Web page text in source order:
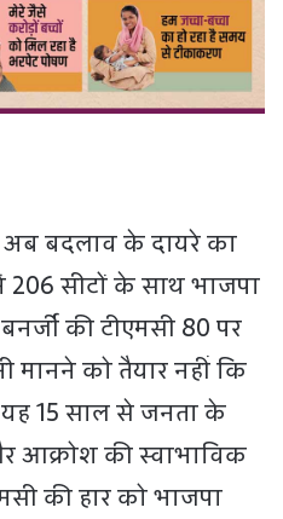
अब बदलाव के दायरे का
206 सीटों के साथ भाजपा
की टीएमसी 80 पर
मानने को तैयार नहीं कि
यह 15 साल से जनता के
आक्रोश की स्वाभाविक
की हार को भाजपा